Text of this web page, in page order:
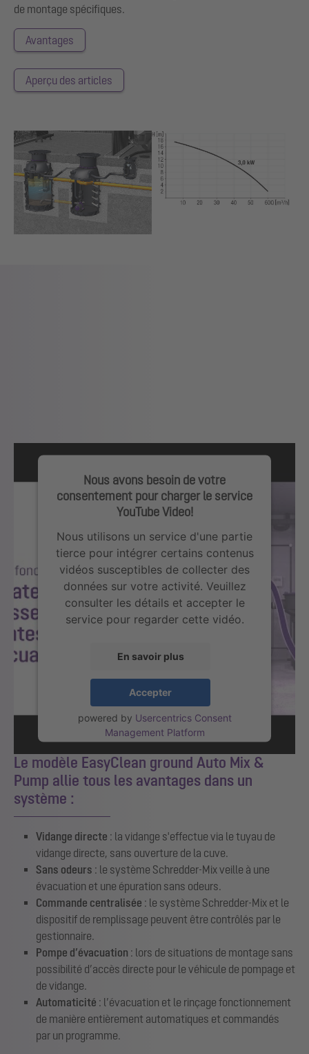
de montage spécifiques.
Avantages
Aperçu des articles
Show larger version for: Show larger version for:
Nous avons besoin de votre
consentement pour charger le service
YouTube Video!
Nous utilisons un service d'une partie
tierce pour intégrer certains contenus
vidéos susceptibles de collecter des
données sur votre activité. Veuillez
consulter les détails et accepter le
service pour regarder cette vidéo.
En savoir plus
Accepter
powered by Usercentrics Consent
Management Platform
Le modèle EasyClean ground Auto Mix &
Pump allie tous les avantages dans un
système :
Vidange directe : la vidange s'effectue via le tuyau de
vidange directe, sans ouverture de la cuve.
Sans odeurs : le système Schredder-Mix veille à une
évacuation et une épuration sans odeurs.
Commande centralisée : le système Schredder-Mix et le
dispositif de remplissage peuvent être contrôlés par le
gestionnaire.
Pompe d’évacuation : lors de situations de montage sans
possibilité d’accès directe pour le véhicule de pompage et
de vidange.
Automaticité : l’évacuation et le rinçage fonctionnement
de manière entièrement automatiques et commandés
par un programme.